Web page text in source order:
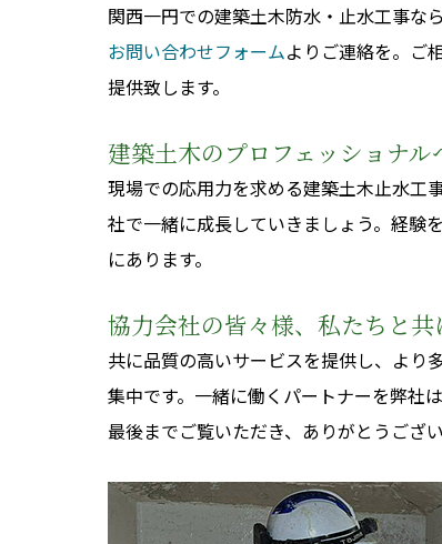
関西一円での建築土木防水・止水工事な
お問い合わせフォームよりご連絡を。ご
提供致します。
建築土木のプロフェッショナル
現場での応用力を求める建築土木止水工
社で一緒に成長していきましょう。経験
にあります。
協力会社の皆々様、私たちと共
共に品質の高いサービスを提供し、より
集中です。一緒に働くパートナーを弊社
最後までご覧いただき、ありがとうござい